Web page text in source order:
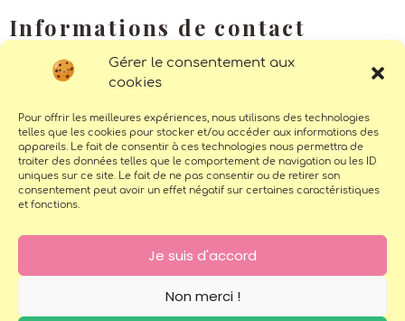
Gérer le consentement aux
cookies
Pour offrir les meilleures expériences, nous utilisons des technologies
telles que les cookies pour stocker et/ou accéder aux informations des
appareils. Le fait de consentir à ces technologies nous permettra de
traiter des données telles que le comportement de navigation ou les ID
uniques sur ce site. Le fait de ne pas consentir ou de retirer son
consentement peut avoir un effet négatif sur certaines caractéristiques
et fonctions.
Je suis d'accord
Non merci !
Informations de contact
Vous pouvez m’écrire justeici, je répondrai
questions/demandes.
COMMANDER UN TABLEAU
POLITIQUE DE COOKIES
(UE)